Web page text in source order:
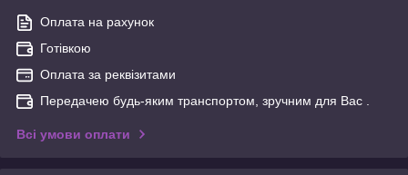
Оплата на рахунок
Готівкою
Оплата за реквізитами
Передачею будь-яким транспортом, зручним для Вас .
Всі умови оплати